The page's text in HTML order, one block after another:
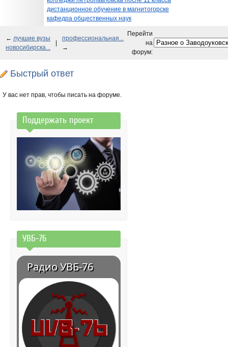
дистанционное обучение в магнитогорске
кафедра общественных наук
← лучшие вузы
новосибирска...
профессиональная...
→
Перейти
на
форум:
Быстрый ответ
У вас нет прав, чтобы писать на форуме.
Поддержать проект
УВБ-76
Радио УВБ-76